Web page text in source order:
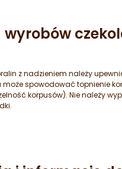
wyrobów
z nadzieniem należy
spowodować topnienie
korpusów). Nie należy